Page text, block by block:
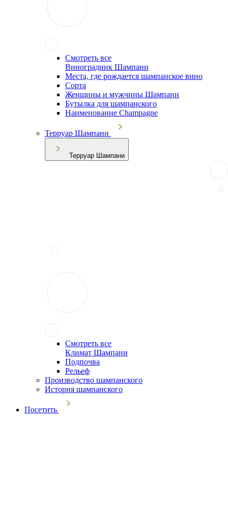
Смотреть все
Виноградник Шампани
Места, где рождается шампанское вино
Сорта
Женщины и мужчины Шампани
Бутылка для шампанского
Наименование Champagne
Терруар Шампани
Терруар Шампани
Смотреть все
Климат Шампани
Подпочва
Рельеф
Производство шампанского
История шампанского
Посетить